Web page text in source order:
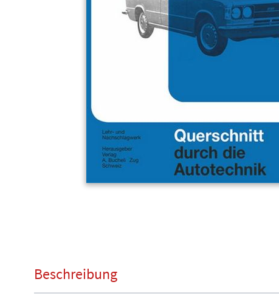
Beschreibung